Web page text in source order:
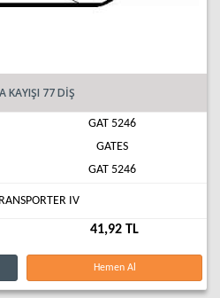
KAYIŞI 77 DİŞ
GAT 5246
GATES
GAT 5246
IV
41,92 TL
Hemen Al